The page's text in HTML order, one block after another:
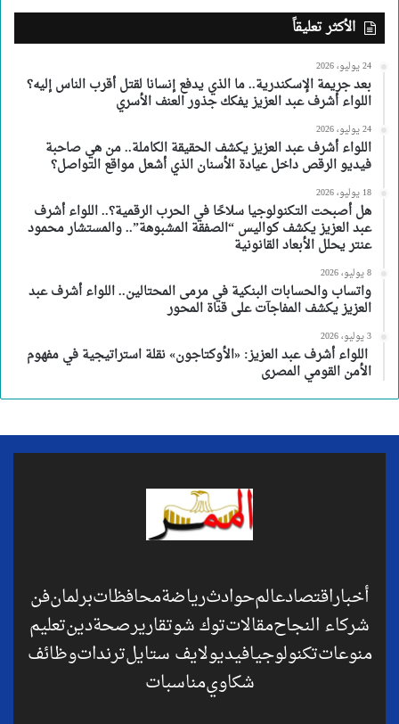
الأكثر تعليقاً
24 يوليو، 2026
بعد جريمة الإسكندرية.. ما الذي يدفع إنسانا لقتل أقرب الناس إليه؟
اللواء أشرف عبد العزيز يفكك جذور العنف الأسري
24 يوليو، 2026
اللواء أشرف عبد العزيز يكشف الحقيقة الكاملة.. من هي صاحبة
فيديو الرقص داخل عيادة الأسنان الذي أشعل مواقع التواصل؟
18 يوليو، 2026
هل أصبحت التكنولوجيا سلاحًا في الحرب الرقمية؟.. اللواء أشرف
عبد العزيز يكشف كواليس “الصفقة المشبوهة”.. والمستشار محمود
عنتر يحلل الأبعاد القانونية
8 يوليو، 2026
واتساب والحسابات البنكية في مرمى المحتالين.. اللواء أشرف عبد
العزيز يكشف المفاجآت على قناة المحور
3 يوليو، 2026
اللواء أشرف عبد العزيز: «الأوكتاجون» نقلة استراتيجية في مفهوم
الأمن القومي المصرى
أخباراقتصادعالمحوادثرياضةمحافظاتبرلمانفن
شركاء النجاحمقالاتتوك شوتقاريرصحةدينتعليم
منوعاتتكنولوجيافيديولايف ستايلترنداتوظائف
شكاويمناسبات